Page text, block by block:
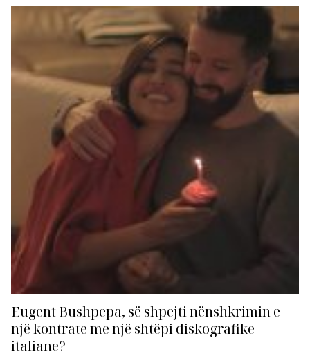
klasifikimit zyrtar të “Top Awards”, i cili ka ardhur
me ndryshime, jo vetëm sa i përket kreut por edhe
“Top 20”. Gjatë...
Eugent Bushpepa, së shpejti nënshkrimin e
një kontrate me një shtëpi diskografike
italiane?